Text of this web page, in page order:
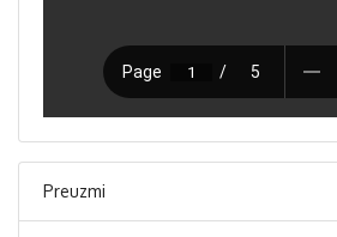
Preuzmi